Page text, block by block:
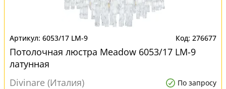
6053/17 LM-9 276677
Потолочная люстра Meadow 6053/17 LM-9
латунная
Divinare (Италия)
По запросу